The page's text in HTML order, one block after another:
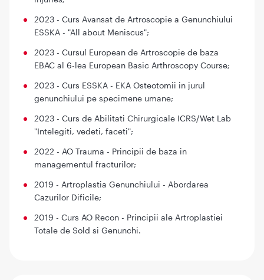
2023 - Curs Avansat de Artroscopie a Genunchiului
ESSKA - "All about Meniscus";
2023 - Cursul European de Artroscopie de baza
EBAC al 6-lea European Basic Arthroscopy Course;
2023 - Curs ESSKA - EKA Osteotomii in jurul
genunchiului pe specimene umane;
2023 - Curs de Abilitati Chirurgicale ICRS/Wet Lab
"Intelegiti, vedeti, faceti";
2022 - AO Trauma - Principii de baza in
managementul fracturilor;
2019 - Artroplastia Genunchiului - Abordarea
Cazurilor Dificile;
2019 - Curs AO Recon - Principii ale Artroplastiei
Totale de Sold si Genunchi.